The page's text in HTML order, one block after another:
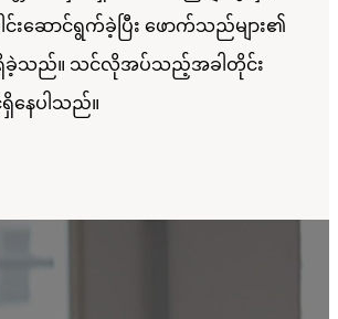
င်းဆောင်ရွက်ခဲ့ပြီး ဖောက်သည်များ၏
သည်။ သင်လိုအပ်သည့်အခါတိုင်း
နေပါသည်။